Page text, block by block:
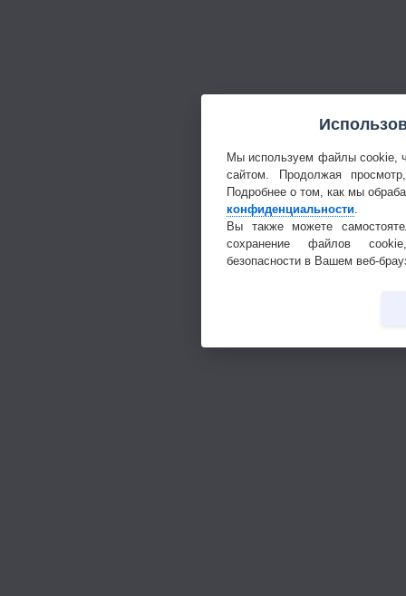
Мы используем файлы cookie,
сайтом. Продолжая
Подробнее о том, как мы
конфиденциальности.
Вы также можете
сохранение файлов
безопасности в Вашем веб-